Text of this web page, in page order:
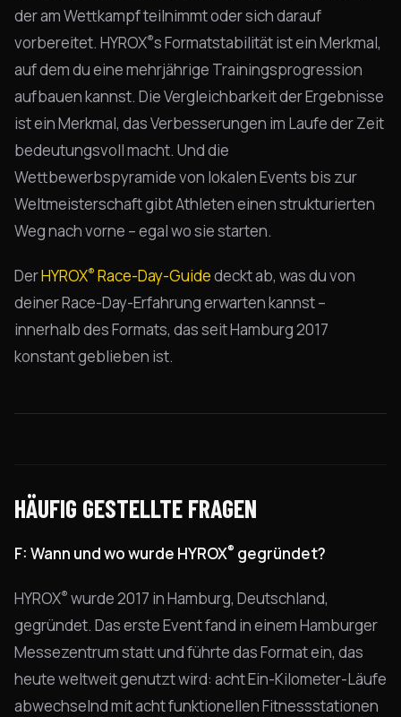
der am Wettkampf teilnimmt oder sich darauf
vorbereitet. HYROX®s Formatstabilität ist ein Merkmal,
auf dem du eine mehrjährige Trainingsprogression
aufbauen kannst. Die Vergleichbarkeit der Ergebnisse
ist ein Merkmal, das Verbesserungen im Laufe der Zeit
bedeutungsvoll macht. Und die
Wettbewerbspyramide von lokalen Events bis zur
Weltmeisterschaft gibt Athleten einen strukturierten
Weg nach vorne – egal wo sie starten.
DerHYROX® Race-Day-Guidedeckt ab, was du von
deiner Race-Day-Erfahrung erwarten kannst –
innerhalb des Formats, das seit Hamburg 2017
konstant geblieben ist.
HÄUFIG GESTELLTE FRAGEN
F: Wann und wo wurde HYROX® gegründet?
HYROX® wurde 2017 in Hamburg, Deutschland,
gegründet. Das erste Event fand in einem Hamburger
Messezentrum statt und führte das Format ein, das
heute weltweit genutzt wird: acht Ein-Kilometer-Läufe
abwechselnd mit acht funktionellen Fitnessstationen